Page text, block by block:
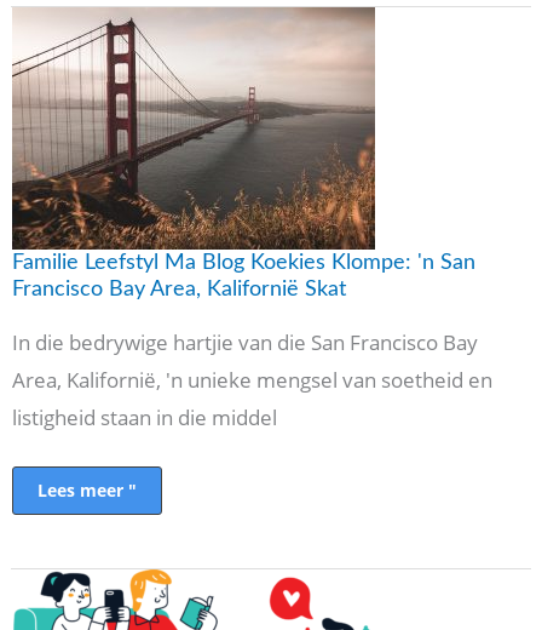
Familie Leefstyl Ma Blog Koekies Klompe: 'n San
Francisco Bay Area, Kalifornië Skat
In die bedrywige hartjie van die San Francisco Bay
Area, Kalifornië, 'n unieke mengsel van soetheid en
listigheid staan ​​in die middel
Familie
Leefstyl
Ma
Blog
Koekies
Klompe:
'n
San
Francisco
Bay
Area,
Kalifornië
Skat
Lees meer "
Dallas
Texas
Blogger